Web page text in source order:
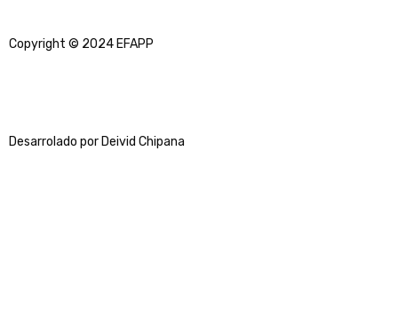
Copyright © 2024 EFAPP
Desarrolado por Deivid Chipana